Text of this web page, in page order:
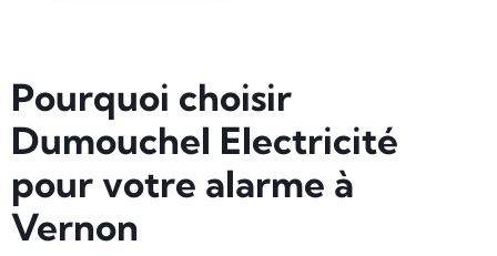
Pourquoi choisir
Dumouchel Electricité
pour votre alarme à
Vernon